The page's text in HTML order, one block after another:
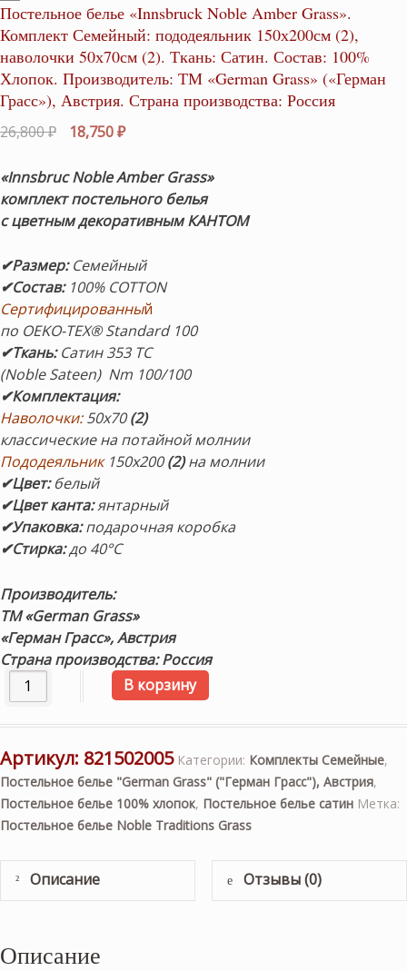
Постельное белье «Innsbruck Noble Amber Grass».
Комплект Семейный: пододеяльник 150х200см (2),
наволочки 50х70см (2). Ткань: Сатин. Состав: 100%
Хлопок. Производитель: ТМ «German Grass» («Герман
Грасс»), Австрия. Страна производства: Россия
26,800₽
Первоначальная
составляла
26,800 ₽.
18,750₽Текущая
18,750 ₽.
«Innsbruc Noble Amber Grass»
комплект постельного белья
с цветным декоративным КАНТОМ
✔Размер:Семейный
✔Состав: 100% COTTON
Сертифицированный
по OEKO-TEX® Standard 100
✔Ткань:Сатин 353 ТС
(Noble Sateen) Nm 100/100
✔Комплектация:
Наволочки:50х70(2)
классические на потайной молнии
Пододеяльник150х200(2)на молнии
✔Цвет:белый
✔Цвет канта:янтарный
✔Упаковка:подарочная коробка
✔Стирка:до 40°С
Производитель:
ТМ «German Grass»
«Герман Грасс»,Австрия
Страна производства: Россия
Количество товара Постельное белье «Innsbruck Noble
В корзину
Артикул: 821502005 Категории: Комплекты Семейные,
Постельное белье "German Grass" ("Герман Грасс"), Австрия,
Постельное белье 100% хлопок, Постельное белье сатин Метка:
Постельное белье Noble Traditions Grass
Описание Отзывы (0)
Описание